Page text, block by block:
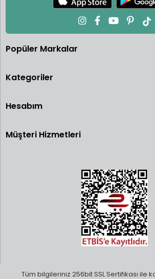
Popüler Markalar
Kategoriler
Hesabım
Müşteri Hizmetleri
Tüm bilgileriniz 256bit SSL Sertifikası ile